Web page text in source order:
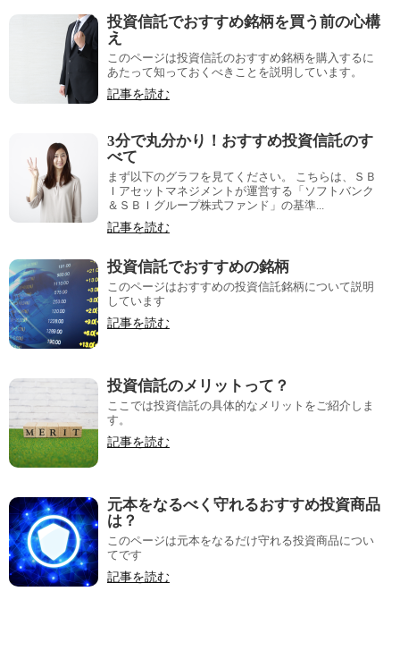
投資信託でおすすめ銘柄を買う前の心構
え
このページは投資信託のおすすめ銘柄を購入するに
あたって知っておくべきことを説明しています。
記事を読む
3分で丸分かり！おすすめ投資信託のす
べて
まず以下のグラフを見てください。 こちらは、ＳＢ
Ｉアセットマネジメントが運営する「ソフトバンク
＆ＳＢＩグループ株式ファンド」の基準...
記事を読む
投資信託でおすすめの銘柄
このページはおすすめの投資信託銘柄について説明
しています
記事を読む
投資信託のメリットって？
ここでは投資信託の具体的なメリットをご紹介しま
す。
記事を読む
元本をなるべく守れるおすすめ投資商品
は？
このページは元本をなるだけ守れる投資商品につい
てです
記事を読む